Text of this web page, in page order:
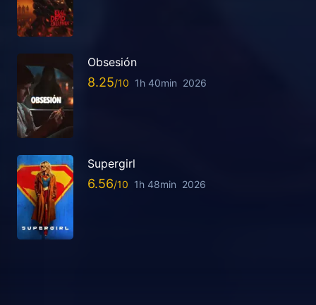
Obsesión
8.25 1h 40min 2026
Supergirl
6.56 1h 48min 2026